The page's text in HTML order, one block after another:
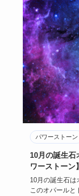
パワーストーン
10月の誕生石
ワーストーン】
10月の誕生石は
このオパールと